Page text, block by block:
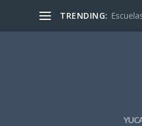
TRENDING: